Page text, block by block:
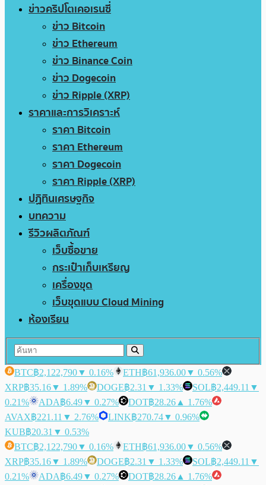
ข่าวคริปโตเคอเรนซี่
ข่าว Bitcoin
ข่าว Ethereum
ข่าว Binance Coin
ข่าว Dogecoin
ข่าว Ripple (XRP)
ราคาและการวิเคราะห์
ราคา Bitcoin
ราคา Ethereum
ราคา Dogecoin
ราคา Ripple (XRP)
ปฏิทินเศรษฐกิจ
บทความ
รีวิวผลิตภัณฑ์
เว็บซื้อขาย
กระเป๋าเก็บเหรียญ
เครื่องขุด
เว็บขุดแบบ Cloud Mining
ห้องเรียน
BTC฿2,122,790▼ 0.16% ETH฿61,936.00▼ 0.56%
XRP฿35.16▼ 1.89% DOGE฿2.31 ▼ 1.33% SOL฿2,449.11 ▼
0.21%
ADA฿6.49▼ 0.27% DOT฿28.26 ▲ 1.76%
AVAX฿221.11 ▼ 2.76% LINK฿270.74▼ 0.96%
KUB฿20.31 ▼ 0.53%
BTC฿2,122,790▼ 0.16% ETH฿61,936.00▼ 0.56%
XRP฿35.16▼ 1.89% DOGE฿2.31 ▼ 1.33% SOL฿2,449.11 ▼
0.21%
ADA฿6.49▼ 0.27% DOT฿28.26 ▲ 1.76%